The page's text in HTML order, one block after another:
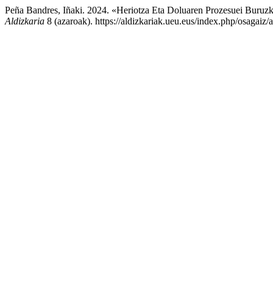
Peña Bandres, Iñaki. 2024. «Heriotza Eta Doluaren Prozesuei
Aldizkaria 8 (azaroak). https://aldizkariak.ueu.eus/index.php/